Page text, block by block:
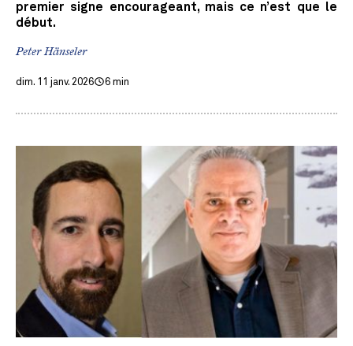
premier signe encourageant, mais ce n’est que le
début.
Peter Hänseler
dim. 11 janv. 2026 6 min